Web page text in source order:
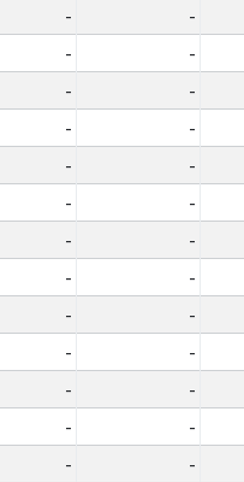
- -
- -
- -
- -
- -
- -
- -
- -
- -
- -
- -
- -
- -